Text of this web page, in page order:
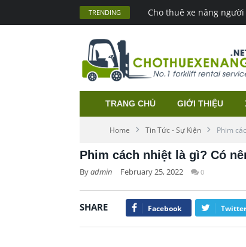
TRENDING Cho thuê xe nâng
TRANG CHỦ GIỚI THIỆU
Home Tin Tức - Sự Kiện Phim
Phim cách nhiệt là gì? Có
Byadmin February 25, 2022 0
SHARE Facebook Twitter